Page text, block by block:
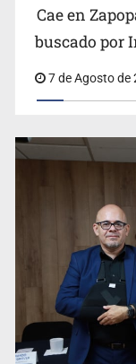
Ya hay
Cae en
buscado por
7 de Agosto de